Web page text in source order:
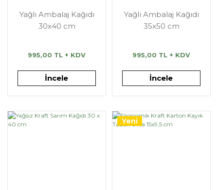
Yağlı Ambalaj Kağıdı
30x40 cm
995,00 TL + KDV
İncele
Yağlı Ambalaj Kağıdı
35x50 cm
995,00 TL + KDV
İncele
Yeni